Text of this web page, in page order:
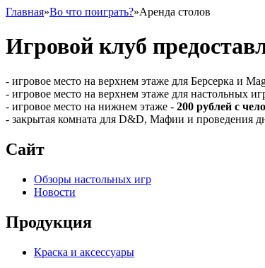
Главная»Во что поиграть?»Аренда столов
Игровой клуб
- игровое место на верхнем этаже для Берсерка и
- игровое место на верхнем этаже для настольных
- игровое место на нижнем этаже - 200 рублей с
- закрытая комната для D&D, Мафии и проведения
Сайт
Обзоры настольных игр
Новости
Продукция
Краска и аксессуары